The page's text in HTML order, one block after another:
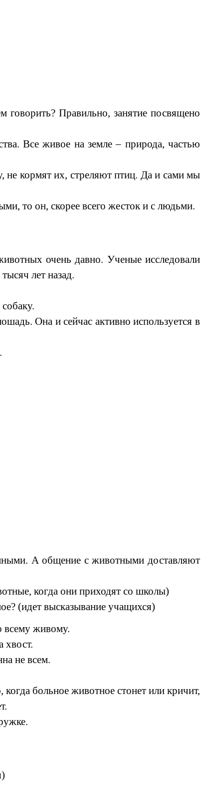
говорить? Правильно, занятие посвящено
Все живое на земле – природа, частью
кормят их, стреляют птиц. Да и сами мы
то он, скорее всего жесток и с людьми.
очень давно. Ученые исследовали
лет назад.
Она и сейчас активно используется в
А общение с животными доставляют
когда они приходят со школы)
(идет высказывание учащихся)
всему живому.
хвост.
не всем.
больное животное стонет или кричит,